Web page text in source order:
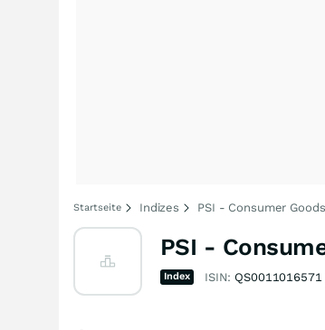
Startseite Indizes PSI - Consumer
PSI -
Index ISIN: QS0011016571